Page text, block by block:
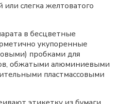
слегка желтоватого
в бесцветные
укупоренные
пробками для
обжатыми алюминиевыми
пластмассовыми